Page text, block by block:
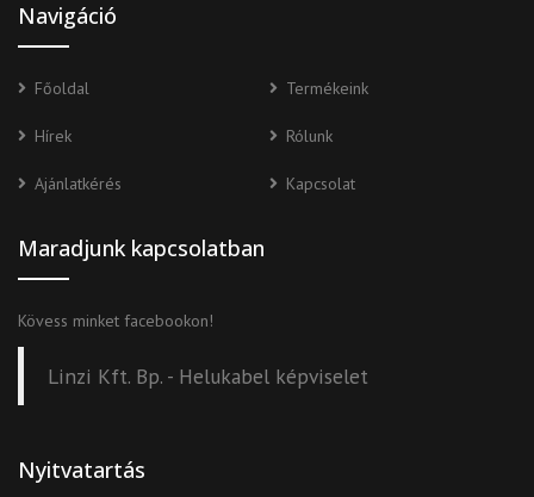
Navigáció
Főoldal Termékeink
Hírek Rólunk
Ajánlatkérés Kapcsolat
Maradjunk kapcsolatban
Kövess minket facebookon!
Linzi Kft. Bp. - Helukabel képviselet
Nyitvatartás